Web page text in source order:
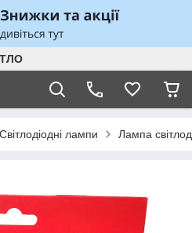
Світлодіодні лампи Лампа